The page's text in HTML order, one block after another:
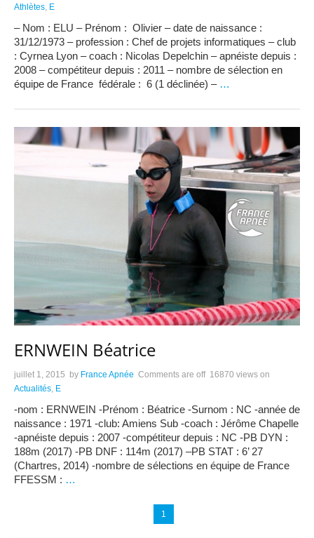
Athlètes, E
– Nom : ELU – Prénom : Olivier – date de naissance :
31/12/1973 – profession : Chef de projets informatiques – club
: Cyrnea Lyon – coach : Nicolas Depelchin – apnéiste depuis :
2008 – compétiteur depuis : 2011 – nombre de sélection en
équipe de France fédérale : 6 (1 déclinée) – …
ERNWEIN Béatrice
juillet 1, 2015 by France Apnée Comments are off 16870 views on
Actualités, E
-nom : ERNWEIN -Prénom : Béatrice -Surnom : NC -année de
naissance : 1971 -club: Amiens Sub -coach : Jérôme Chapelle
-apnéiste depuis : 2007 -compétiteur depuis : NC -PB DYN :
188m (2017) -PB DNF : 114m (2017) –PB STAT : 6’ 27
(Chartres, 2014) -nombre de sélections en équipe de France
FFESSM : …
1